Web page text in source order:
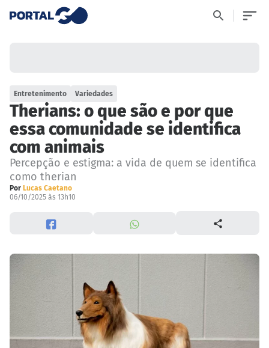
Entretenimento Variedades
Therians: o que são e por que
essa comunidade se identifica
com animais
Percepção e estigma: a vida de quem se identifica
como therian
Por Lucas Caetano
06/10/2025 às 13h10